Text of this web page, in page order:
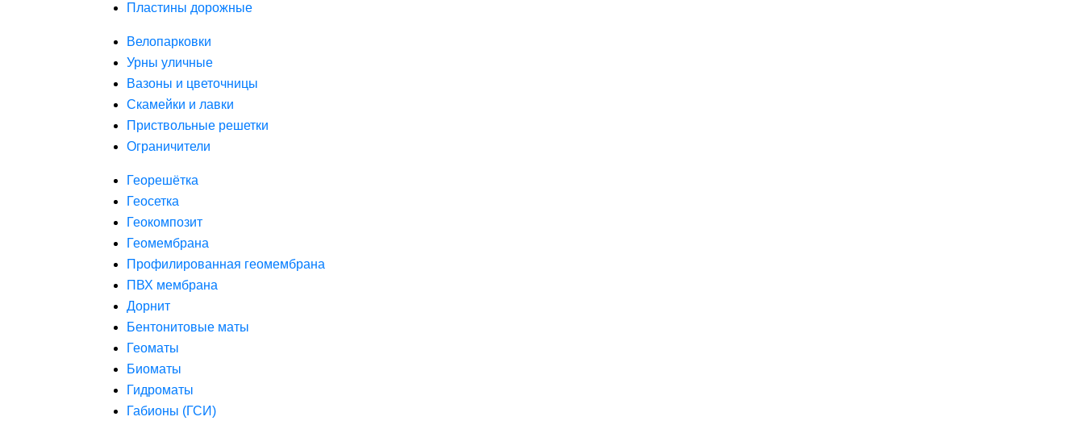
Пластины дорожные
Велопарковки
Урны уличные
Вазоны и цветочницы
Скамейки и лавки
Приствольные решетки
Ограничители
Георешётка
Геосетка
Геокомпозит
Геомембрана
Профилированная геомембрана
ПВХ мембрана
Дорнит
Бентонитовые маты
Геоматы
Биоматы
Гидроматы
Габионы (ГСИ)